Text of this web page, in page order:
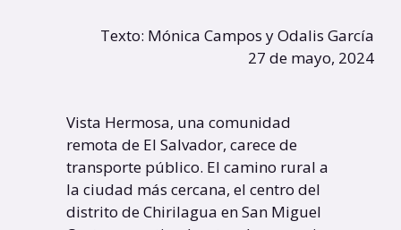
Texto: Mónica Campos y Odalis García
27 de mayo, 2024
Vista Hermosa, una comunidad
remota de El Salvador, carece de
transporte público. El camino rural a
la ciudad más cercana, el centro del
distrito de Chirilagua en San Miguel